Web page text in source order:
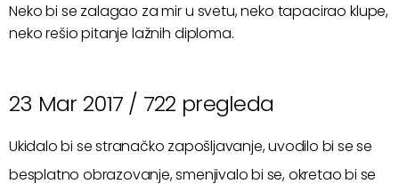
Neko bi se zalagao za mir u svetu, neko tapacirao klupe,
neko rešio pitanje lažnih diploma.
23 Mar 2017 / 722 pregleda
Ukidalo bi se stranačko zapošljavanje, uvodilo bi se se
besplatno obrazovanje, smenjivalo bi se, okretao bi se